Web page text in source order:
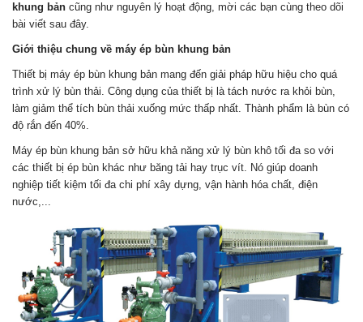
khung bản cũng như nguyên lý hoạt động, mời các bạn cùng theo dõi
bài viết sau đây.
Giới thiệu chung về máy ép bùn khung bản
Thiết bị máy ép bùn khung bản mang đến giải pháp hữu hiệu cho quá
trình xử lý bùn thải. Công dụng của thiết bị là tách nước ra khỏi bùn,
làm giảm thể tích bùn thải xuống mức thấp nhất. Thành phẩm là bùn có
độ rắn đến 40%.
Máy ép bùn khung bản sở hữu khả năng xử lý bùn khô tối đa so với
các thiết bị ép bùn khác như băng tải hay trục vít. Nó giúp doanh
nghiệp tiết kiệm tối đa chi phí xây dựng, vận hành hóa chất, điện
nước,...